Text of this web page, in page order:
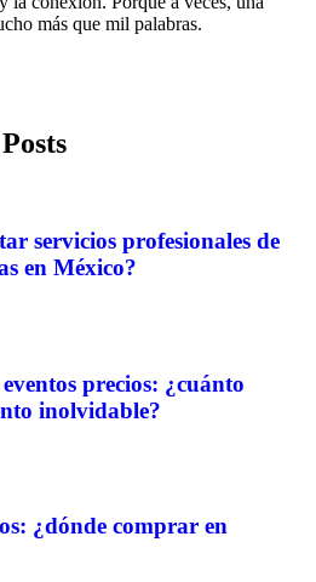
más que mil palabras.
Posts
servicios profesionales de
en México?
precios: ¿cuánto
inolvidable?
¿dónde comprar en